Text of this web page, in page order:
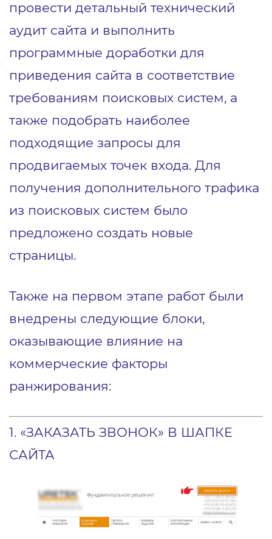
провести детальный технический
аудит сайта и выполнить
программные доработки для
приведения сайта в соответствие
требованиям поисковых систем, а
также подобрать наиболее
подходящие запросы для
продвигаемых точек входа. Для
получения дополнительного трафика
из поисковых систем было
предложено создать новые
страницы.
Также на первом этапе работ были
внедрены следующие блоки,
оказывающие влияние на
коммерческие факторы
ранжирования:
1. «ЗАКАЗАТЬ ЗВОНОК» В ШАПКЕ
САЙТА